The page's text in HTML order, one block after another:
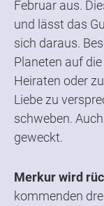
Februar aus.
und lässt das
sich daraus.
Planeten auf
Heiraten oder
Liebe zu
schweben.
geweckt.
Merkur wird
kommenden